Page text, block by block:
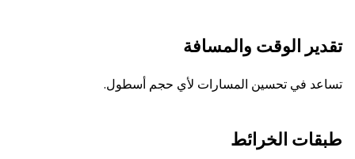
تقدير الوقت والمسافة
تساعد في تحسين المسارات لأي حجم أسطول.
طبقات الخرائط